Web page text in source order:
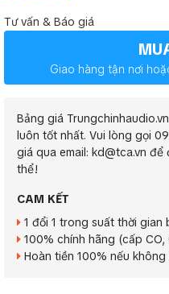
Tư vấn & Báo giá
Giao hàng tận nơi
Bảng giá
luôn tốt nhất. Vui lòng gọi
giá qua email: kd@tca.vn
thể!
CAM KẾT
1 đổi 1 trong suất thời gian
100% chính hãng (cấp CO,
Hoàn tiền 100% nếu